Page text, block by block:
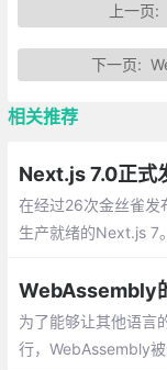
上一页
下一页:
相关推荐
在经过26次金丝雀发
生产就绪的Next.js 7
升级：Webpack 4和
持；
为了能够让其他语言
行，WebAssembly